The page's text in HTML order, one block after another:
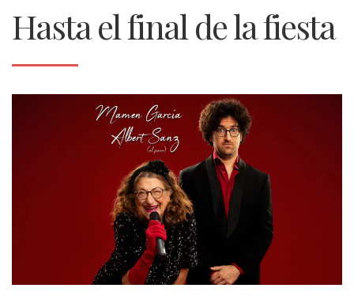
Hasta el final de la fiesta